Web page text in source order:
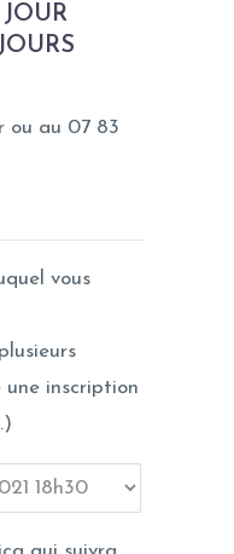
ou au 07 83
vous
une inscription